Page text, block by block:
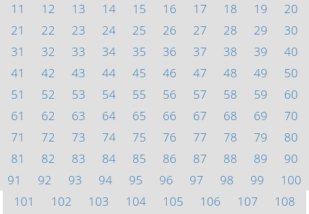
11
12 13 14 15 16 17 18 19
20
21
22 23 24 25 26 27 28 29
30
31
32 33 34 35 36 37 38 39
40
41
42 43 44 45 46 47 48 49
50
51
52 53 54 55 56 57 58 59
60
61
62 63 64 65 66 67 68 69
70
71
72 73 74 75 76 77 78 79
80
81
82 83 84 85 86 87 88 89
90
91
92 93 94 95 96 97 98 99
100
101
102 103 104 105 106 107
108